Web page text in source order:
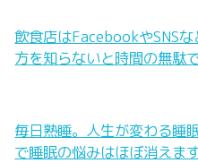
飲食店はFacebookやSNS
方を知らないと時間の無駄
毎日熟睡。人生が変わる
で睡眠の悩みはほぼ消えま